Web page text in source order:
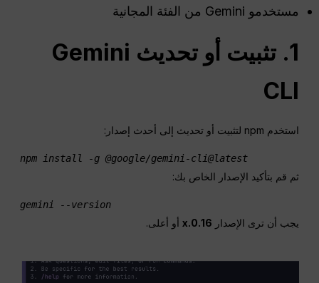
مستخدمو Gemini من الفئة المجانية
1. تثبيت أو تحديث Gemini
CLI
استخدم npm لتثبيت أو تحديث إلى أحدث إصدار:
npm install -g @google/gemini-cli@latest
ثم قم بتأكيد الإصدار الخاص بك:
gemini --version
يجب أن ترى الإصدار 0.16.x أو أعلى.